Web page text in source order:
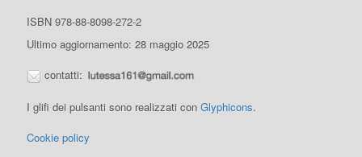
ISBN 978-88-8098-272-2
Ultimo aggiornamento: 28 maggio 2025
contatti:
I glifi dei pulsanti sono realizzati conGlyphicons.
Cookie policy